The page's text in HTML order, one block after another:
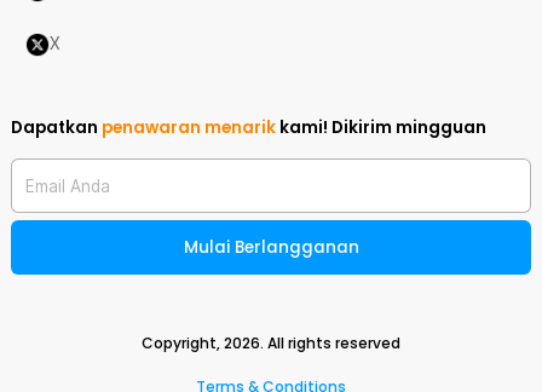
X
Dapatkan penawaran menarik kami! Dikirim mingguan
Email Anda
Mulai Berlangganan
Copyright,2026. All rights reserved
Terms & Conditions